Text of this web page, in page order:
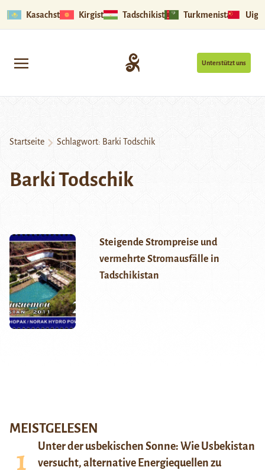
Kasachstan Kirgistan Tadschikistan Turkmenistan
Unterstützt uns
Startseite Schlagwort: Barki Todschik
Barki Todschik
Steigende Strompreise und
vermehrte Stromausfälle in
Tadschikistan
MEISTGELESEN
Unter der usbekischen Sonne: Wie Usbekistan
versucht, alternative Energiequellen zu